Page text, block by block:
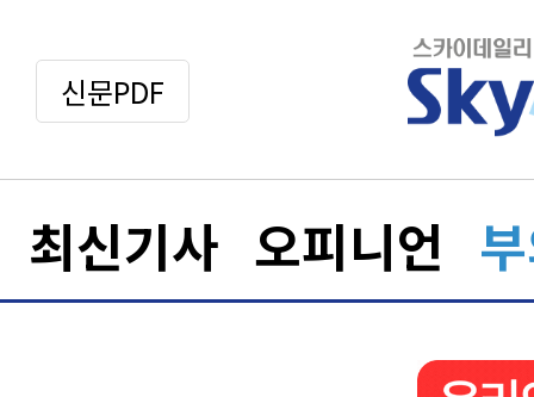
신문PDF
최신기사 오피니언